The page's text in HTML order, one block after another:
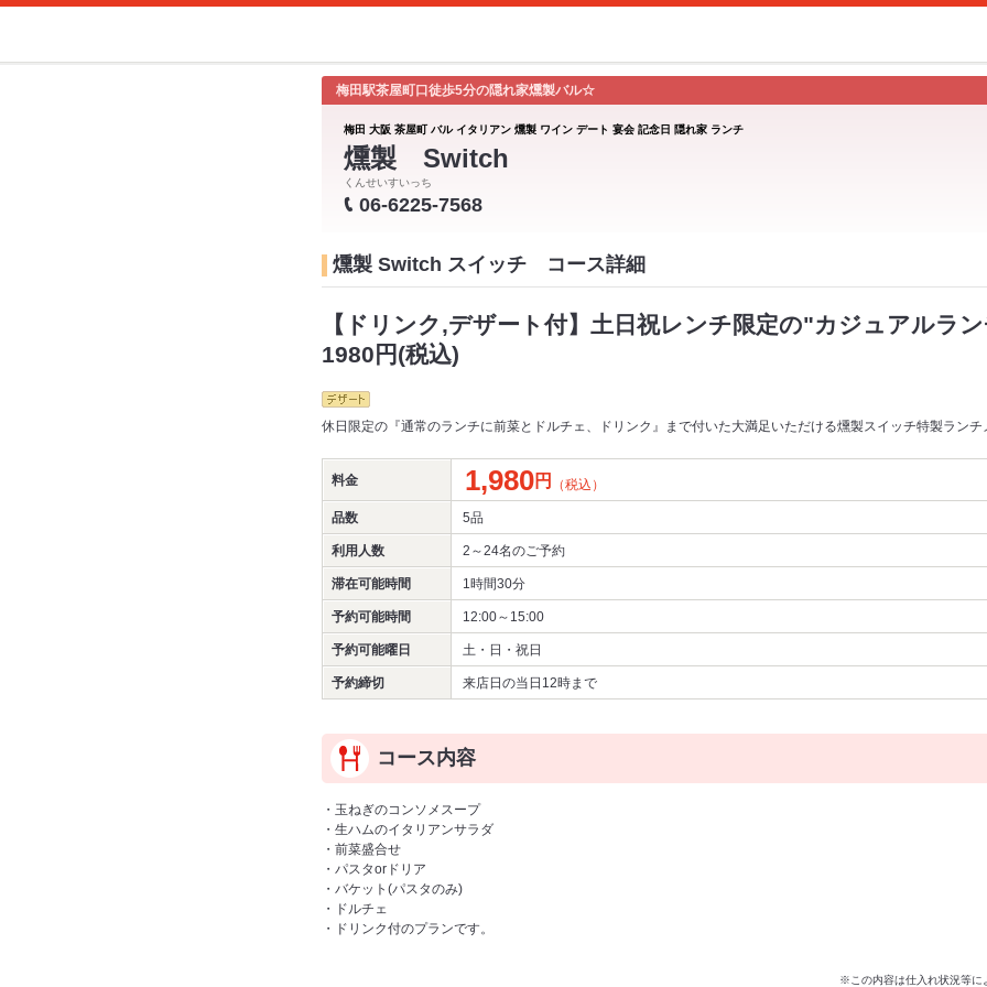
梅田駅茶屋町口徒歩5分の隠れ家燻製バル☆
梅田 大阪 茶屋町 バル イタリアン 燻製 ワイン デート 宴会 記念日 隠れ家 ランチ
燻製 Switch
くんせいすいっち
06-6225-7568
燻製 Switch スイッチ コース詳細
【ドリンク,デザート付】土日祝レンチ限定の"カジュアルラ
1980円(税込)
休日限定の『通常のランチに前菜とドルチェ、ドリンク』まで付いた大満足いただける燻製スイッチ特製ラン
料金 1,980円 （税込）
品数 5品
利用人数 2～24名のご予約
滞在可能時間 1時間30分
予約可能時間 12:00～15:00
予約可能曜日 土・日・祝日
予約締切 来店日の当日12時まで
コース内容
・玉ねぎのコンソメスープ
・生ハムのイタリアンサラダ
・前菜盛合せ
・パスタorドリア
・バケット(パスタのみ)
・ドルチェ
・ドリンク付のプランです。
※この内容は仕入れ状況等に